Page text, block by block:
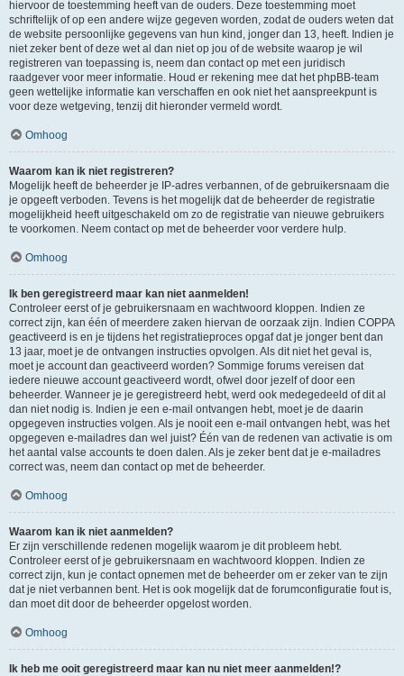
hiervoor de toestemming heeft van de ouders. Deze toestemming moet
schriftelijk of op een andere wijze gegeven worden, zodat de ouders weten dat
de website persoonlijke gegevens van hun kind, jonger dan 13, heeft. Indien je
niet zeker bent of deze wet al dan niet op jou of de website waarop je wil
registreren van toepassing is, neem dan contact op met een juridisch
raadgever voor meer informatie. Houd er rekening mee dat het phpBB-team
geen wettelijke informatie kan verschaffen en ook niet het aanspreekpunt is
voor deze wetgeving, tenzij dit hieronder vermeld wordt.
Omhoog
Waarom kan ik niet registreren?
Mogelijk heeft de beheerder je IP-adres verbannen, of de gebruikersnaam die
je opgeeft verboden. Tevens is het mogelijk dat de beheerder de registratie
mogelijkheid heeft uitgeschakeld om zo de registratie van nieuwe gebruikers
te voorkomen. Neem contact op met de beheerder voor verdere hulp.
Omhoog
Ik ben geregistreerd maar kan niet aanmelden!
Controleer eerst of je gebruikersnaam en wachtwoord kloppen. Indien ze
correct zijn, kan één of meerdere zaken hiervan de oorzaak zijn. Indien COPPA
geactiveerd is en je tijdens het registratieproces opgaf dat je jonger bent dan
13 jaar, moet je de ontvangen instructies opvolgen. Als dit niet het geval is,
moet je account dan geactiveerd worden? Sommige forums vereisen dat
iedere nieuwe account geactiveerd wordt, ofwel door jezelf of door een
beheerder. Wanneer je je geregistreerd hebt, werd ook medegedeeld of dit al
dan niet nodig is. Indien je een e-mail ontvangen hebt, moet je de daarin
opgegeven instructies volgen. Als je nooit een e-mail ontvangen hebt, was het
opgegeven e-mailadres dan wel juist? Één van de redenen van activatie is om
het aantal valse accounts te doen dalen. Als je zeker bent dat je e-mailadres
correct was, neem dan contact op met de beheerder.
Omhoog
Waarom kan ik niet aanmelden?
Er zijn verschillende redenen mogelijk waarom je dit probleem hebt.
Controleer eerst of je gebruikersnaam en wachtwoord kloppen. Indien ze
correct zijn, kun je contact opnemen met de beheerder om er zeker van te zijn
dat je niet verbannen bent. Het is ook mogelijk dat de forumconfiguratie fout is,
dan moet dit door de beheerder opgelost worden.
Omhoog
Ik heb me ooit geregistreerd maar kan nu niet meer aanmelden!?